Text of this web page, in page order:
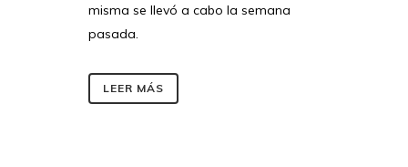
misma se llevó a cabo la semana
pasada.
LEER MÁS